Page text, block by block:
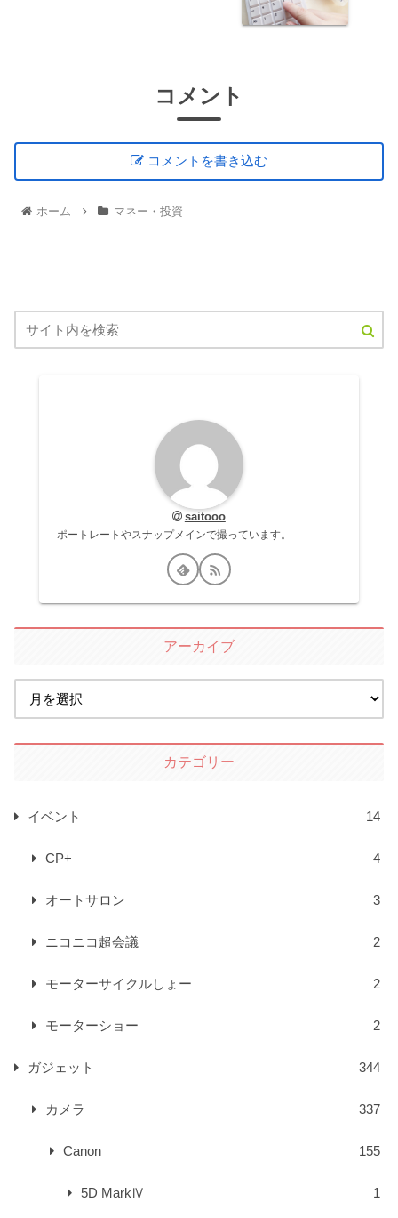
コメント
コメントを書き込む
ホーム マネー・投資
saitooo
ポートレートやスナップメインで撮っています。
アーカイブ
カテゴリー
イベント 14
CP+ 4
オートサロン 3
ニコニコ超会議 2
モーターサイクルしょー 2
モーターショー 2
ガジェット 344
カメラ 337
Canon 155
5D MarkⅣ 1